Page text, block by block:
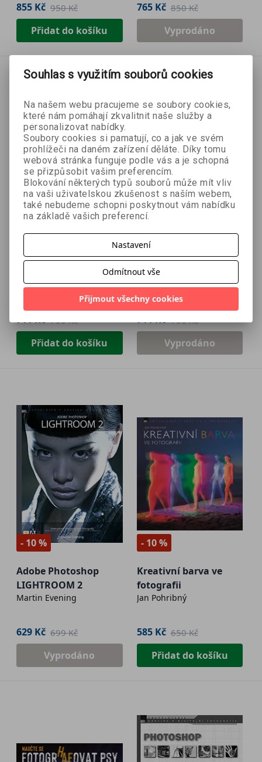
855 Kč 950 Kč
Přidat do košíku
765 Kč 850 Kč
Vyprodáno
- 10 %
DVD: Tajemná světla
711 Kč 790 Kč
Přidat do košíku
- 10 %
Photoshop a
Lightroom
DomQuichotte
711 Kč 790 Kč
Vyprodáno
- 10 %
Adobe Photoshop
LIGHTROOM 2
Martin Evening
629 Kč 699 Kč
Vyprodáno
- 10 %
Kreativní barva ve
fotografii
Jan Pohribný
585 Kč 650 Kč
Přidat do košíku
Souhlas s využitím souborů cookies
Na našem webu pracujeme se soubory cookies,
které nám pomáhají zkvalitnit naše služby a
personalizovat nabídky.
Soubory cookies si pamatují, co a jak ve svém
prohlížeči na daném zařízení děláte. Díky tomu
webová stránka funguje podle vás a je schopná
se přizpůsobit vašim preferencím.
Blokování některých typů souborů může mít vliv
na vaši uživatelskou zkušenost s naším webem,
také nebudeme schopni poskytnout vám nabídku
na základě vašich preferencí.
Nastavení
Odmítnout vše
Přijmout všechny cookies